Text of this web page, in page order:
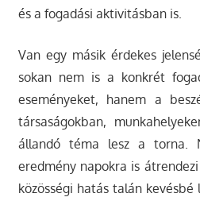
és a fogadási aktivitásban is.
Van egy másik érdekes
sokan nem is a konkrét
eseményeket, hanem a
társaságokban,
állandó téma lesz a torna.
eredmény napokra is
közösségi hatás talán